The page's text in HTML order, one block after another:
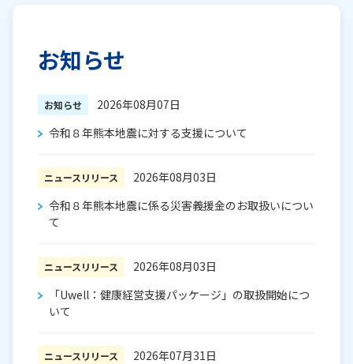
お知らせ
お知らせ
2026年08月07日
令和８年熊本地震に対する支援について
ニュースリリース
2026年08月03日
令和８年熊本地震に係る災害義援金のお取扱いについ
て
ニュースリリース
2026年08月03日
「Uwell：健康経営支援パッケージ」の取扱開始につ
いて
ニュースリリース
2026年07月31日